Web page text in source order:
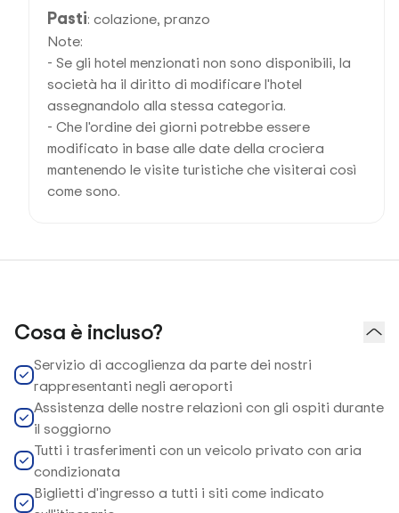
Pasti: colazione, pranzo
Note:
- Se gli hotel menzionati non sono disponibili, la
società ha il diritto di modificare l'hotel
assegnandolo alla stessa categoria.
- Che l'ordine dei giorni potrebbe essere
modificato in base alle date della crociera
mantenendo le visite turistiche che visiterai così
come sono.
Cosa è incluso?
Servizio di accoglienza da parte dei nostri
rappresentanti negli aeroporti
Assistenza delle nostre relazioni con gli ospiti durante
il soggiorno
Tutti i trasferimenti con un veicolo privato con aria
condizionata
Biglietti d'ingresso a tutti i siti come indicato